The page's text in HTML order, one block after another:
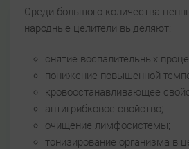
Среди большого количества
народные целители выделяют:
снятие воспалительных
понижение повышенной
кровоостанавливающее
антигрибковое свойство;
очищение лимфосистемы;
тонизирование организма в